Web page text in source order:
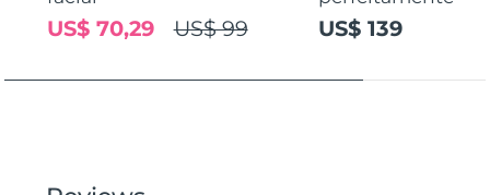
US$ 99
US$ 70,29 US$ 139